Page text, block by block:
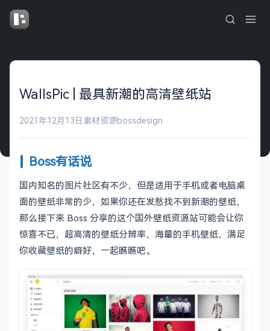
WallsPic | 最具新潮的高清壁纸站
2021年12月13日 素材资源bossdesign
Boss有话说
国内知名的图片社区有不少，但是适用于手机或者电脑桌
面的壁纸非常的少，如果你还在发愁找不到新潮的壁纸，
那么接下来 Boss 分享的这个国外壁纸资源站可能会让你
惊喜不已，超高清的壁纸分辨率，海量的手机壁纸，满足
你收藏壁纸的癖好，一起瞧瞧吧。